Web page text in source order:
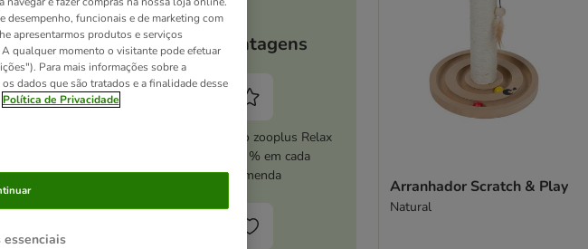
Poste para
As vantagens
Ative o serviço zooplus Relax
e poupe 5 % em cada
encomenda
Arranhador Scratch & Play
Natural
desempenho, funcionais e de marketing com
apresentarmos produtos e serviços
qualquer momento o visitante pode efetuar
Para mais informações sobre a
dados que são tratados e a finalidade desse
Política de Privacidade
essenciais